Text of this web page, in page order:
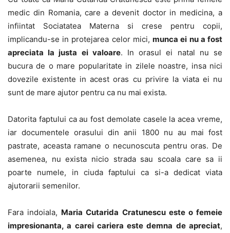
medic din Romania, care a devenit doctor in medicina, a
infiintat Sociatatea Materna si crese pentru copii,
implicandu-se in protejarea celor mici,munca ei nu a fost
apreciata la justa ei valoare. In orasul ei natal nu se
bucura de o mare popularitate in zilele noastre, insa nici
dovezile existente in acest oras cu privire la viata ei nu
sunt de mare ajutor pentru ca nu mai exista.
Datorita faptului ca au fost demolate casele la acea vreme,
iar documentele orasului din anii 1800 nu au mai fost
pastrate, aceasta ramane o necunoscuta pentru oras. De
asemenea, nu exista nicio strada sau scoala care sa ii
poarte numele, in ciuda faptului ca si-a dedicat viata
ajutorarii semenilor.
Fara indoiala, Maria Cutarida Cratunescu este o femeie
impresionanta, a carei cariera este demna de apreciat,